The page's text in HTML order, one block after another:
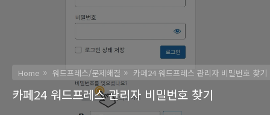
Home 워드프레스/문제해결 카페24 워드프레스 관리자 비밀번호 찾기
카페24 워드프레스 관리자 비밀번호 찾기